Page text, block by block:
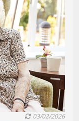
03/02/2026